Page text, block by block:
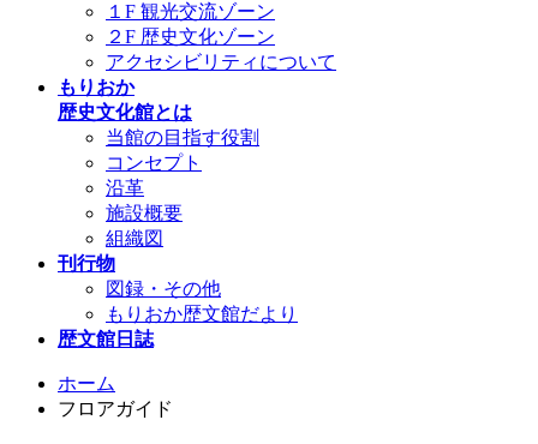
１F 観光交流ゾーン
２F 歴史文化ゾーン
アクセシビリティについて
もりおか
歴史文化館とは
当館の目指す役割
コンセプト
沿革
施設概要
組織図
刊行物
図録・その他
もりおか歴文館だより
歴文館日誌
ホーム
フロアガイド